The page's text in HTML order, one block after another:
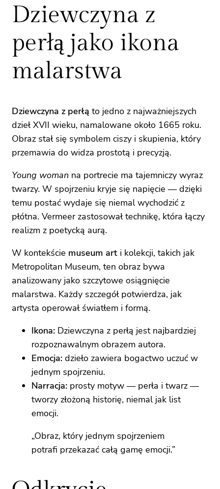
Dziewczyna z
perłą jako ikona
malarstwa
Dziewczyna z perłą to jedno z najważniejszych
dzieł XVII wieku, namalowane około 1665 roku.
Obraz stał się symbolem ciszy i skupienia, który
przemawia do widza prostotą i precyzją.
Young woman na portrecie ma tajemniczy wyraz
twarzy. W spojrzeniu kryje się napięcie — dzięki
temu postać wydaje się niemal wychodzić z
płótna. Vermeer zastosował technikę, która łączy
realizm z poetycką aurą.
W kontekście museum art i kolekcji, takich jak
Metropolitan Museum, ten obraz bywa
analizowany jako szczytowe osiągnięcie
malarstwa. Każdy szczegół potwierdza, jak
artysta operował światłem i formą.
Ikona: Dziewczyna z perłą jest najbardziej
rozpoznawalnym obrazem autora.
Emocja: dzieło zawiera bogactwo uczuć w
jednym spojrzeniu.
Narracja: prosty motyw — perła i twarz —
tworzy złożoną historię, niemal jak list
emocji.
„Obraz, który jednym spojrzeniem
potrafi przekazać całą gamę emocji.”